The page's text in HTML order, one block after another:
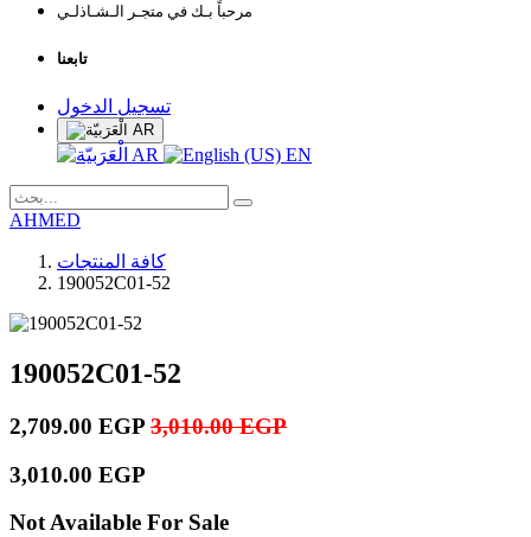
مرحباً بـك في متجـر الـشـاذلـي
تابعنا
تسجيل الدخول
AR
AR EN
AHMED
كافة المنتجات
190052C01-52
190052C01-52
2,709.00 EGP 3,010.00EGP
3,010.00 EGP
Not Available For Sale